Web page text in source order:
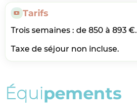
Tarifs
Trois semaines : de 850 à 893 €.
Taxe de séjour non incluse.
Équipements